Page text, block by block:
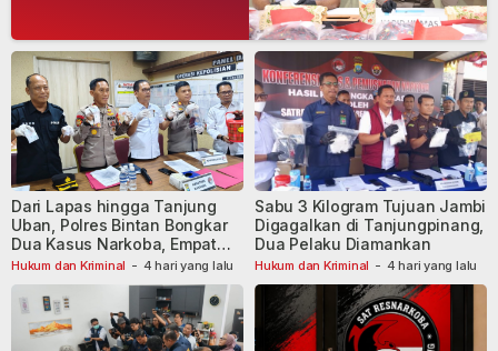
Hukum dan Kriminal - 4 hari yang lalu
Dari Lapas hingga Tanjung
Uban, Polres Bintan Bongkar
Dua Kasus Narkoba, Empat
Tersangka Dibekuk
Hukum dan Kriminal - 4 hari yang lalu
Sabu 3 Kilogram Tujuan Jambi
Digagalkan di Tanjungpinang,
Dua Pelaku Diamankan